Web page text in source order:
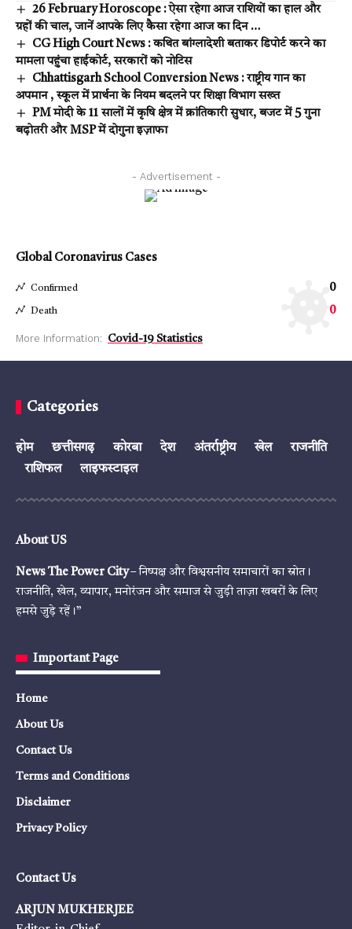
26 February Horoscope : ऐसा रहेगा आज राशियों का हाल और
ग्रहों की चाल, जानें आपके लिए कैसा रहेगा आज का दिन …
CG High Court News : कथित बांग्लादेशी बताकर डिपोर्ट करने का
मामला पहुंचा हाईकोर्ट, सरकारों को नोटिस
Chhattisgarh School Conversion News : राष्ट्रीय गान का
अपमान , स्कूल में प्रार्थना के नियम बदलने पर शिक्षा विभाग सख्त
PM मोदी के 11 सालों में कृषि क्षेत्र में क्रांतिकारी सुधार, बजट में 5 गुना
बढ़ोतरी और MSP में दोगुना इज़ाफा
- Advertisement -
Global Coronavirus Cases
Confirmed 0
Death 0
More Information: Covid-19 Statistics
Categories
होम छत्तीसगढ़ कोरबा देश अंतर्राष्ट्रीय खेल
राजनीति
राशिफल
लाइफस्टाइल
About US
News The Power City– निष्पक्ष और विश्वसनीय समाचारों का स्रोत।
राजनीति, खेल, व्यापार, मनोरंजन और समाज से जुड़ी ताज़ा खबरों के लिए
हमसे जुड़े रहें।”
Important Page
Home
About Us
Contact Us
Terms and Conditions
Disclaimer
Privacy Policy
Contact Us
ARJUN MUKHERJEE